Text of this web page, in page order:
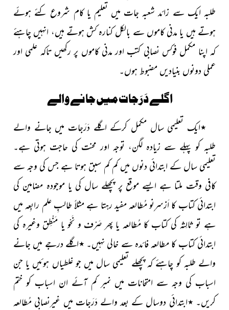
طلبہ ایک سے زائد شعبہ جات میں تعلیم یا کام شروع کئے ہوئے
ہوتے ہیں یا مدنی کاموں سے بالکل کنارہ کش ہوتے ہیں، انہیں چاہئے
کہ اپنا مکمل فوکس نصابی کتب اور مدنی کاموں پر رکھیں تاکہ علمی اور
عملی دونوں بنیادیں مضبوط ہوں۔
اگلے دَرَجات میں جانے والے
٭ایک تعلیمی سال مکمل کرکے اگلے دَرَجات میں جانے والے
طلبہ کو پہلے سے زیادہ لگن، توجہ اور محنت کی حاجت ہوتی ہے۔
تعلیمی سال کے ابتدائی دنوں میں کم کم سبق ہوتا ہے جس کی وجہ سے
کافی وقت ملتا ہے ایسے موقع پر پچھلے سال کی یا موجودہ مضامین کی
ابتدائی کتاب کا اَزسرِنو مُطالعہ مفید رہتا ہے مثلاً طالبِ علم رابِعہ میں
ہے تو ثالِثہ کی کتاب کا مُطالعہ یا پھر صَرْف و نَحْو یا مَنْطِق وغیرہ کی
ابتدائی کتاب کا مطالعہ فائدہ سے خالی نہیں۔٭اگلے درجے میں جانے
والے طلبہ کو چاہئے کہ پچھلے تعلیمی سال میں جو غلطیاں ہوئیں یا جن
اسباب کی وجہ سے امتحانات میں نمبر کم آئے ان اسباب کو ختم
کریں۔٭ابتدائی دوسال کے بعد والے دَرَجات میں غیرنصابی مُطالعہ